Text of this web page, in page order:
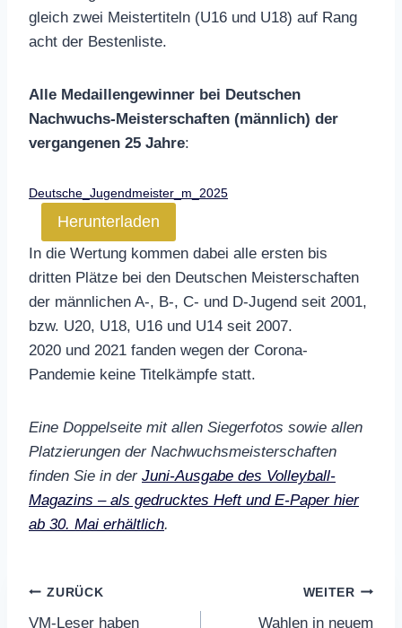
gleich zwei Meistertiteln (U16 und U18) auf Rang
acht der Bestenliste.
Alle Medaillengewinner bei Deutschen
Nachwuchs-Meisterschaften (männlich) der
vergangenen 25 Jahre:
Deutsche_Jugendmeister_m_2025
Herunterladen
In die Wertung kommen dabei alle ersten bis
dritten Plätze bei den Deutschen Meisterschaften
der männlichen A-, B-, C- und D-Jugend seit 2001,
bzw. U20, U18, U16 und U14 seit 2007.
2020 und 2021 fanden wegen der Corona-
Pandemie keine Titelkämpfe statt.
Eine Doppelseite mit allen Siegerfotos sowie allen
Platzierungen der Nachwuchsmeisterschaften
finden Sie in der Juni-Ausgabe des Volleyball-
Magazins – als gedrucktes Heft und E-Paper hier
ab 30. Mai erhältlich.
Beitragsnavigation
ZURÜCK
VM-Leser haben
WEITER
Wahlen in neuem